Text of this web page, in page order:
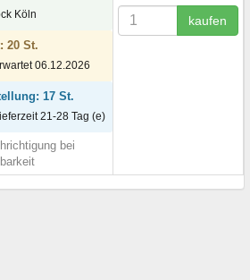
Köln
20 St.
06.12.2026
17 St.
21-28 Tag (e)
bei
kaufen